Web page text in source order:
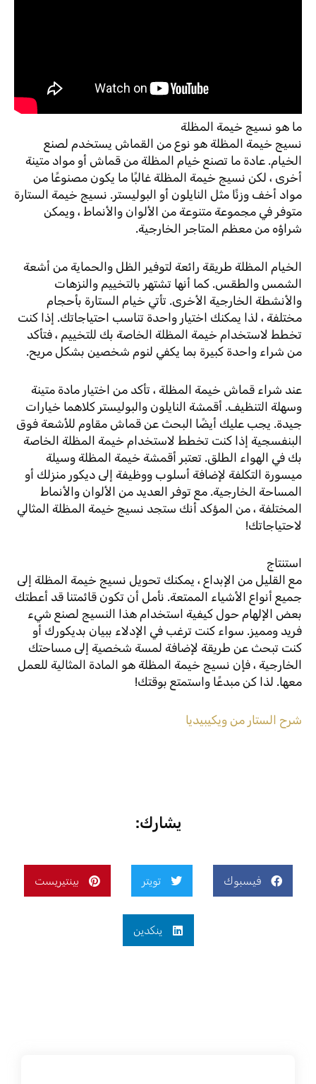
ما هو نسيج خيمة المظلة
نسيج خيمة المظلة هو نوع من القماش يستخدم لصنع
الخيام. عادة ما تصنع خيام المظلة من قماش أو مواد متينة
أخرى ، لكن نسيج خيمة المظلة غالبًا ما يكون مصنوعًا من
مواد أخف وزنًا مثل النايلون أو البوليستر. نسيج خيمة الستارة
متوفر في مجموعة متنوعة من الألوان والأنماط ، ويمكن
شراؤه من معظم المتاجر الخارجية.
الخيام المظلة طريقة رائعة لتوفير الظل والحماية من أشعة
الشمس والطقس. كما أنها تشتهر بالتخييم والنزهات
والأنشطة الخارجية الأخرى. تأتي خيام الستارة بأحجام
مختلفة ، لذا يمكنك اختيار واحدة تناسب احتياجاتك. إذا كنت
تخطط لاستخدام خيمة المظلة الخاصة بك للتخييم ، فتأكد
من شراء واحدة كبيرة بما يكفي لنوم شخصين بشكل مريح.
عند شراء قماش خيمة المظلة ، تأكد من اختيار مادة متينة
وسهلة التنظيف. أقمشة النايلون والبوليستر كلاهما خيارات
جيدة. يجب عليك أيضًا البحث عن قماش مقاوم للأشعة فوق
البنفسجية إذا كنت تخطط لاستخدام خيمة المظلة الخاصة
بك في الهواء الطلق. تعتبر أقمشة خيمة المظلة وسيلة
ميسورة التكلفة لإضافة أسلوب ووظيفة إلى ديكور منزلك أو
المساحة الخارجية. مع توفر العديد من الألوان والأنماط
المختلفة ، من المؤكد أنك ستجد نسيج خيمة المظلة المثالي
لاحتياجاتك!
استنتاج
مع القليل من الإبداع ، يمكنك تحويل نسيج خيمة المظلة إلى
جميع أنواع الأشياء الممتعة. نأمل أن تكون قائمتنا قد أعطتك
بعض الإلهام حول كيفية استخدام هذا النسيج لصنع شيء
فريد ومميز. سواء كنت ترغب في الإدلاء ببيان بديكورك أو
كنت تبحث عن طريقة لإضافة لمسة شخصية إلى مساحتك
الخارجية ، فإن نسيج خيمة المظلة هو المادة المثالية للعمل
معها. لذا كن مبدعًا واستمتع بوقتك!
شرح الستار من ويكيبيديا
يشارك:
فيسبوك تويتر بينتيريست
ينكدين